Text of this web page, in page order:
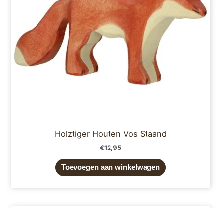
Holztiger Houten Vos Staand
€12,95
Toevoegen aan winkelwagen